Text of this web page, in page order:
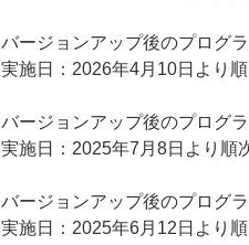
バージョンアップ後のプログ
実施日：2026年4月10日より
バージョンアップ後のプログ
実施日：2025年7月8日より順
バージョンアップ後のプログ
実施日：2025年6月12日より